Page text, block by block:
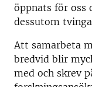
öppnats för oss
dessutom
Att samarbeta
bredvid blir
med och skrev